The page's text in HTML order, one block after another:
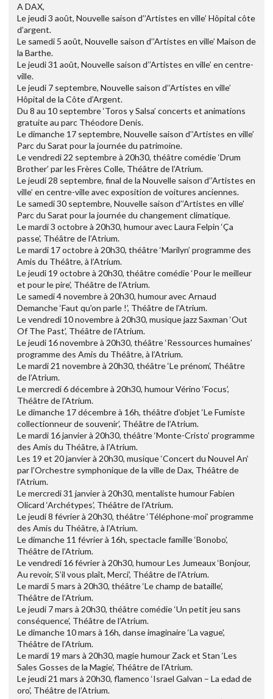
A DAX,
Le jeudi 3 août, Nouvelle saison d’’Artistes en ville’ Hôpital côte
d’argent.
Le samedi 5 août, Nouvelle saison d’’Artistes en ville’ Maison de
la Barthe.
Le jeudi 31 août, Nouvelle saison d’’Artistes en ville’ en centre-
ville.
Le jeudi 7 septembre, Nouvelle saison d’’Artistes en ville’
Hôpital de la Côte d’Argent.
Du 8 au 10 septembre ‘Toros y Salsa’ concerts et animations
gratuite au parc Théodore Denis.
Le dimanche 17 septembre, Nouvelle saison d’’Artistes en ville’
Parc du Sarat pour la journée du patrimoine.
Le vendredi 22 septembre à 20h30, théâtre comédie ‘Drum
Brother’ par les Frères Colle, Théâtre de l’Atrium.
Le jeudi 28 septembre, final de la Nouvelle saison d’’Artistes en
ville’ en centre-ville avec exposition de voitures anciennes.
Le samedi 30 septembre, Nouvelle saison d’’Artistes en ville’
Parc du Sarat pour la journée du changement climatique.
Le mardi 3 octobre à 20h30, humour avec Laura Felpin ‘Ça
passe’, Théâtre de l’Atrium.
Le mardi 17 octobre à 20h30, théâtre ‘Marilyn’ programme des
Amis du Théâtre, à l’Atrium.
Le jeudi 19 octobre à 20h30, théâtre comédie ‘Pour le meilleur
et pour le pire’, Théâtre de l’Atrium.
Le samedi 4 novembre à 20h30, humour avec Arnaud
Demanche ‘Faut qu’on parle !’, Théâtre de l’Atrium.
Le vendredi 10 novembre à 20h30, musique jazz Saxman ‘Out
Of The Past’, Théâtre de l’Atrium.
Le jeudi 16 novembre à 20h30, théâtre ‘Ressources humaines’
programme des Amis du Théâtre, à l’Atrium.
Le mardi 21 novembre à 20h30, théâtre ‘Le prénom’, Théâtre
de l’Atrium.
Le mercredi 6 décembre à 20h30, humour Vérino ‘Focus’,
Théâtre de l’Atrium.
Le dimanche 17 décembre à 16h, théâtre d’objet ‘Le Fumiste
collectionneur de souvenir’, Théâtre de l’Atrium.
Le mardi 16 janvier à 20h30, théâtre ‘Monte-Cristo’ programme
des Amis du Théâtre, à l’Atrium.
Les 19 et 20 janvier à 20h30, musique ‘Concert du Nouvel An’
par l’Orchestre symphonique de la ville de Dax, Théâtre de
l’Atrium.
Le mercredi 31 janvier à 20h30, mentaliste humour Fabien
Olicard ‘Archétypes’, Théâtre de l’Atrium.
Le jeudi 8 février à 20h30, théâtre ‘Téléphone-moi’ programme
des Amis du Théâtre, à l’Atrium.
Le dimanche 11 février à 16h, spectacle famille ‘Bonobo’,
Théâtre de l’Atrium.
Le vendredi 16 février à 20h30, humour Les Jumeaux ‘Bonjour,
Au revoir, S’il vous plaît, Merci’, Théâtre de l’Atrium.
Le mardi 5 mars à 20h30, théâtre ‘Le champ de bataille’,
Théâtre de l’Atrium.
Le jeudi 7 mars à 20h30, théâtre comédie ‘Un petit jeu sans
conséquence’, Théâtre de l’Atrium.
Le dimanche 10 mars à 16h, danse imaginaire ‘La vague’,
Théâtre de l’Atrium.
Le mardi 19 mars à 20h30, magie humour Zack et Stan ‘Les
Sales Gosses de la Magie’, Théâtre de l’Atrium.
Le jeudi 21 mars à 20h30, flamenco ‘Israel Galvan – La edad de
oro’, Théâtre de l’Atrium.